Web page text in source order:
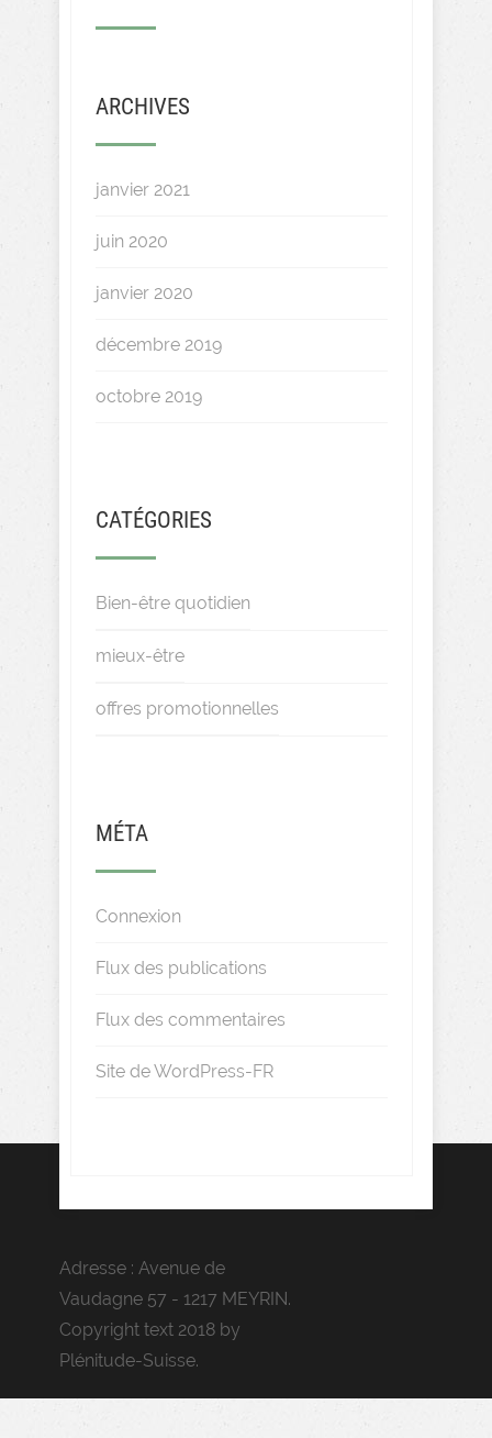
ARCHIVES
janvier 2021
juin 2020
janvier 2020
décembre 2019
octobre 2019
CATÉGORIES
Bien-être quotidien
mieux-être
offres promotionnelles
MÉTA
Connexion
Flux des publications
Flux des commentaires
Site de WordPress-FR
Adresse : Avenue de
Vaudagne 57 - 1217 MEYRIN.
Copyright text 2018 by
Plénitude-Suisse.